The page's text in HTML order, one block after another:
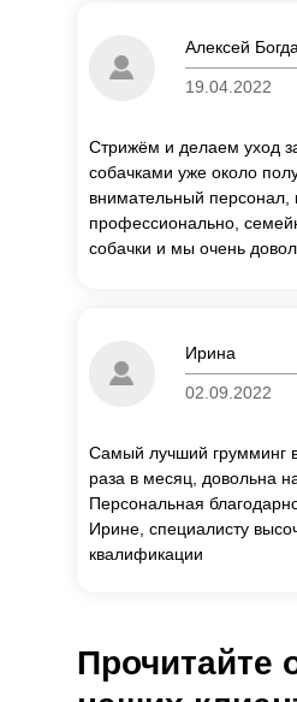
Алексей
19.04.2022
Стрижём и делаем уход
собачками уже около
внимательный персонал,
профессионально,
собачки и мы очень
Ирина
02.09.2022
Самый лучший грумминг
раза в месяц, довольна
Персональная
Ирине, специалисту
квалификации
Прочитайте